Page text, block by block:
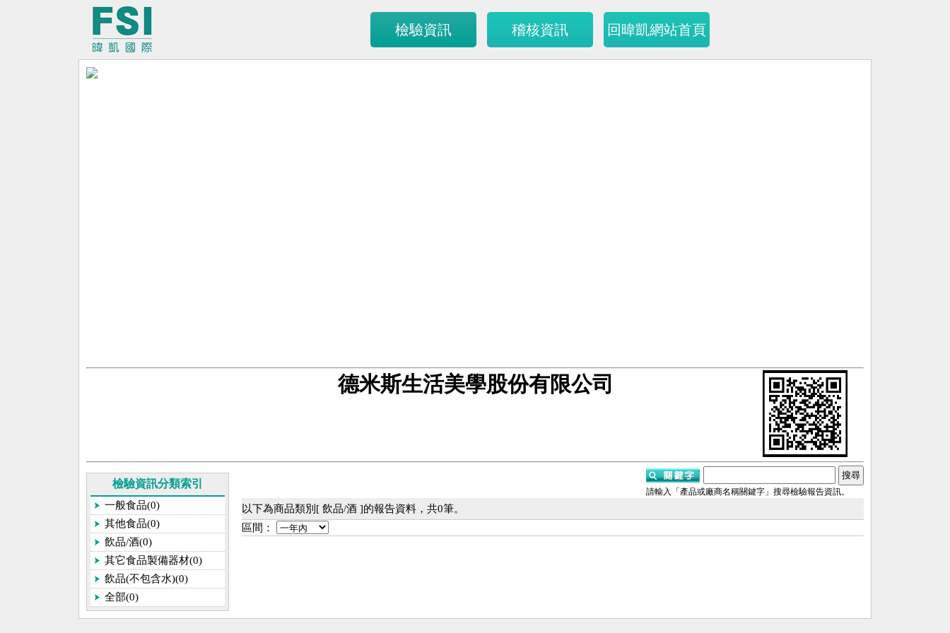
檢驗資訊 稽核資訊 回暐凱網站首頁
德米斯生活美學股份有限公司
請輸入「產品或廠商名稱關鍵字」搜尋檢驗報告資訊。
檢驗資訊分類索引
一般食品(0)
其他食品(0)
飲品/酒(0)
其它食品製備器材(0)
飲品(不包含水)(0)
全部(0)
以下為商品類別[ 飲品/酒 ]的報告資料，共0筆。
區間：